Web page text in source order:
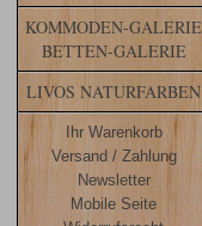
KOMMODEN-GALERIE
BETTEN-GALERIE
LIVOS NATURFARBEN
Ihr Warenkorb
Versand / Zahlung
Newsletter
Mobile Seite